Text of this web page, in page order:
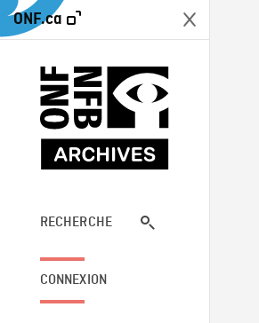
ONF.ca
RECHERCHE
CONNEXION